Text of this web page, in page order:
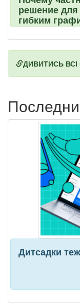
решение
гибким
ДИВИТИСЬ ВСІ
Дитсадки